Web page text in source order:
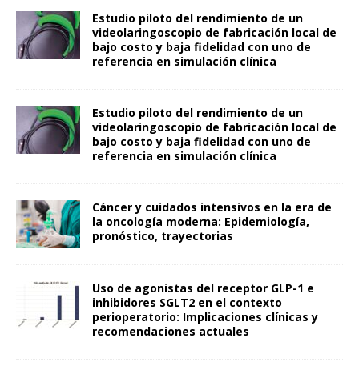
Estudio piloto del rendimiento de un
videolaringoscopio de fabricación local de
bajo costo y baja fidelidad con uno de
referencia en simulación clínica
Estudio piloto del rendimiento de un
videolaringoscopio de fabricación local de
bajo costo y baja fidelidad con uno de
referencia en simulación clínica
Cáncer y cuidados intensivos en la era de
la oncología moderna: Epidemiología,
pronóstico, trayectorias
Uso de agonistas del receptor GLP-1 e
inhibidores SGLT2 en el contexto
perioperatorio: Implicaciones clínicas y
recomendaciones actuales